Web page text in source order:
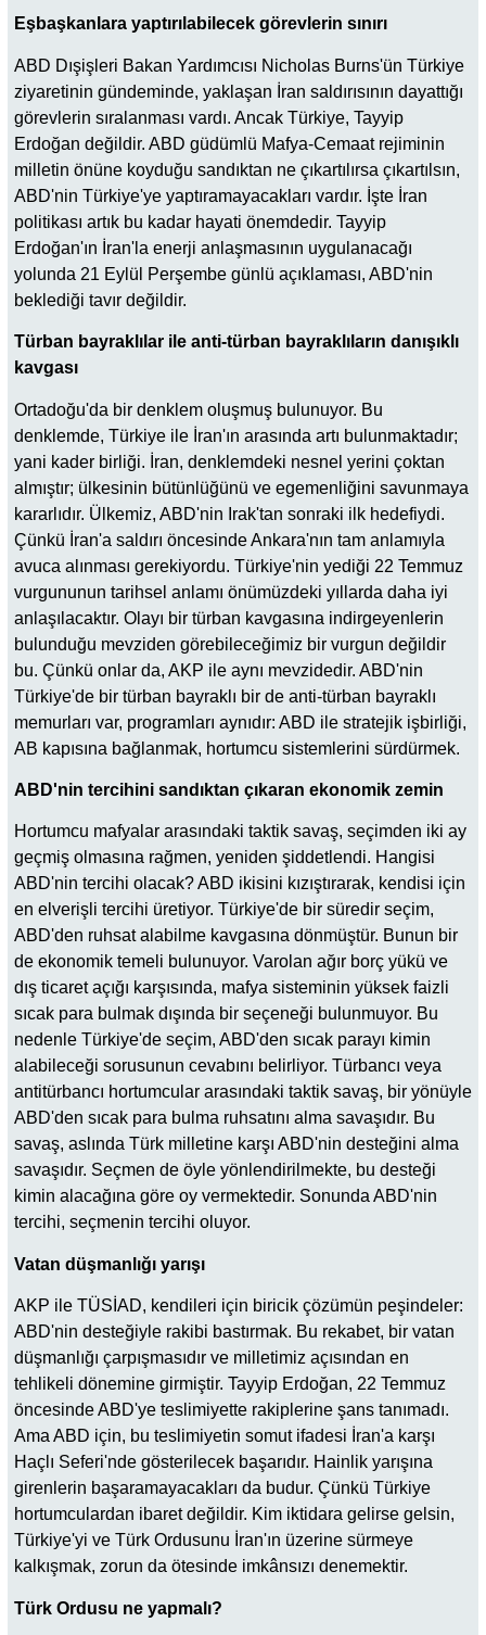
Eşbaşkanlara yaptırılabilecek görevlerin sınırı
ABD Dışişleri Bakan Yardımcısı Nicholas Burns'ün Türkiye
ziyaretinin gündeminde, yaklaşan İran saldırısının dayattığı
görevlerin sıralanması vardı. Ancak Türkiye, Tayyip
Erdoğan değildir. ABD güdümlü Mafya-Cemaat rejiminin
milletin önüne koyduğu sandıktan ne çıkartılırsa çıkartılsın,
ABD'nin Türkiye'ye yaptıramayacakları vardır. İşte İran
politikası artık bu kadar hayati önemdedir. Tayyip
Erdoğan'ın İran'la enerji anlaşmasının uygulanacağı
yolunda 21 Eylül Perşembe günlü açıklaması, ABD'nin
beklediği tavır değildir.
Türban bayraklılar ile anti-türban bayraklıların danışıklı
kavgası
Ortadoğu'da bir denklem oluşmuş bulunuyor. Bu
denklemde, Türkiye ile İran'ın arasında artı bulunmaktadır;
yani kader birliği. İran, denklemdeki nesnel yerini çoktan
almıştır; ülkesinin bütünlüğünü ve egemenliğini savunmaya
kararlıdır. Ülkemiz, ABD'nin Irak'tan sonraki ilk hedefiydi.
Çünkü İran'a saldırı öncesinde Ankara'nın tam anlamıyla
avuca alınması gerekiyordu. Türkiye'nin yediği 22 Temmuz
vurgununun tarihsel anlamı önümüzdeki yıllarda daha iyi
anlaşılacaktır. Olayı bir türban kavgasına indirgeyenlerin
bulunduğu mevziden görebileceğimiz bir vurgun değildir
bu. Çünkü onlar da, AKP ile aynı mevzidedir. ABD'nin
Türkiye'de bir türban bayraklı bir de anti-türban bayraklı
memurları var, programları aynıdır: ABD ile stratejik işbirliği,
AB kapısına bağlanmak, hortumcu sistemlerini sürdürmek.
ABD'nin tercihini sandıktan çıkaran ekonomik zemin
Hortumcu mafyalar arasındaki taktik savaş, seçimden iki ay
geçmiş olmasına rağmen, yeniden şiddetlendi. Hangisi
ABD'nin tercihi olacak? ABD ikisini kızıştırarak, kendisi için
en elverişli tercihi üretiyor. Türkiye'de bir süredir seçim,
ABD'den ruhsat alabilme kavgasına dönmüştür. Bunun bir
de ekonomik temeli bulunuyor. Varolan ağır borç yükü ve
dış ticaret açığı karşısında, mafya sisteminin yüksek faizli
sıcak para bulmak dışında bir seçeneği bulunmuyor. Bu
nedenle Türkiye'de seçim, ABD'den sıcak parayı kimin
alabileceği sorusunun cevabını belirliyor. Türbancı veya
antitürbancı hortumcular arasındaki taktik savaş, bir yönüyle
ABD'den sıcak para bulma ruhsatını alma savaşıdır. Bu
savaş, aslında Türk milletine karşı ABD'nin desteğini alma
savaşıdır. Seçmen de öyle yönlendirilmekte, bu desteği
kimin alacağına göre oy vermektedir. Sonunda ABD'nin
tercihi, seçmenin tercihi oluyor.
Vatan düşmanlığı yarışı
AKP ile TÜSİAD, kendileri için biricik çözümün peşindeler:
ABD'nin desteğiyle rakibi bastırmak. Bu rekabet, bir vatan
düşmanlığı çarpışmasıdır ve milletimiz açısından en
tehlikeli dönemine girmiştir. Tayyip Erdoğan, 22 Temmuz
öncesinde ABD'ye teslimiyette rakiplerine şans tanımadı.
Ama ABD için, bu teslimiyetin somut ifadesi İran'a karşı
Haçlı Seferi'nde gösterilecek başarıdır. Hainlik yarışına
girenlerin başaramayacakları da budur. Çünkü Türkiye
hortumculardan ibaret değildir. Kim iktidara gelirse gelsin,
Türkiye'yi ve Türk Ordusunu İran'ın üzerine sürmeye
kalkışmak, zorun da ötesinde imkânsızı denemektir.
Türk Ordusu ne yapmalı?